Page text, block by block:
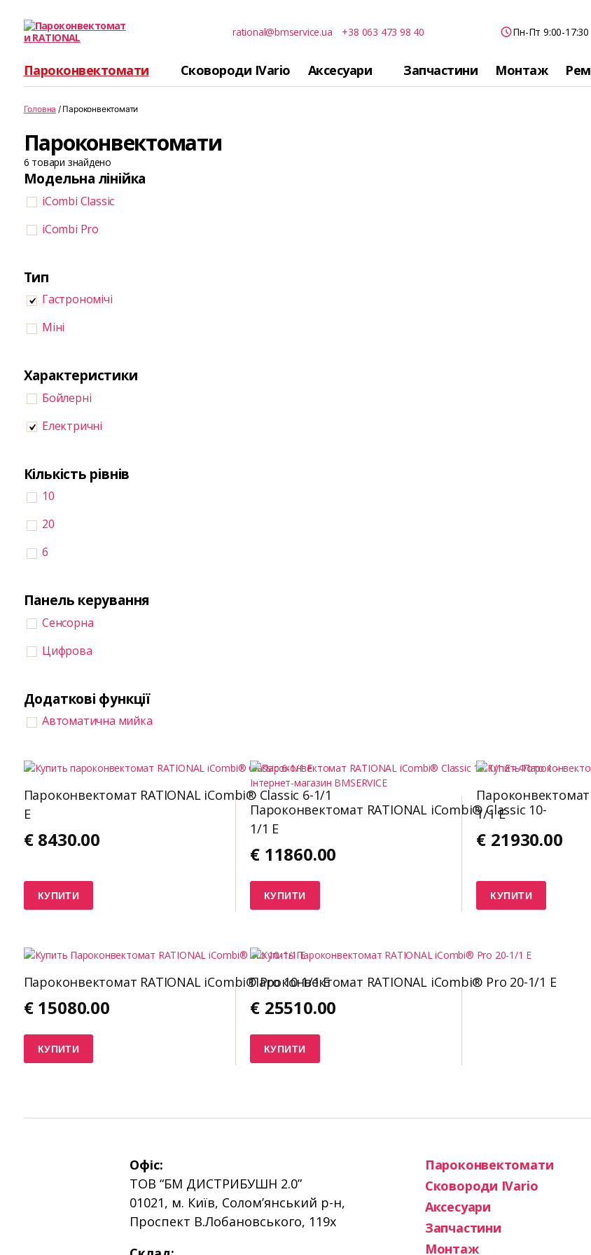
rational@bmservice.ua +38 063 473 98 40 Пн-Пт 9:00-17:30
Пароконвектомати Сковороди IVario Аксесуари Запчастини Монтаж
Головна / Пароконвектомати
Пароконвектомати
6 товари знайдено
Модельна лінійка
iCombi Classic
iCombi Pro
Тип
Гастрономічі
Міні
Характеристики
Бойлерні
Електричні
Кількість рівнів
10
20
6
Панель керування
Сенсорна
Цифрова
Додаткові функції
Автоматична мийка
Пароконвектомат RATIONAL iCombi® Classic 6-1/1
E
€ 8430.00
КУПИТИ
Пароконвектомат RATIONAL iCombi® Classic 10-
1/1 E
€ 11860.00
КУПИТИ
1/1 E
€ 21930.00
КУПИТИ
Пароконвектомат RATIONAL iCombi® Pro 10-1/1 E
€ 15080.00
КУПИТИ
Пароконвектомат RATIONAL iCombi® Pro 20-1/1 E
€ 25510.00
КУПИТИ
Офіс:
ТОВ “БМ ДИСТРИБУШН 2.0”
01021, м. Київ, Солом’янський р-н,
Проспект В.Лобановського, 119х
Пароконвектомати
Сковороди IVario
Аксесуари
Запчастини
Монтаж